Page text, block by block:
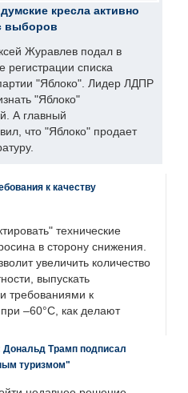
кресла активно
выборов
Журавлев подал в
регистрации списка
"Яблоко". Лидер ЛДПР
"Яблоко"
А главный
что "Яблоко" продает
к качеству
технические
в сторону снижения.
увеличить количество
выпускать
требованиями к
–60°C, как делают
Дональд Трамп подписал
туризмом"